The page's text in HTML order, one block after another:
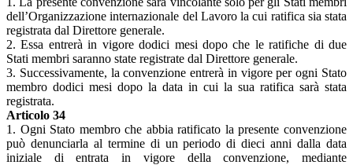
dell’Organizzazione internazionale del Lavoro la cui ratifica sia stata
registrata dal Direttore generale.
2. Essa entrerà in vigore dodici mesi dopo che le ratifiche di due
Stati membri saranno state registrate dal Direttore generale.
3. Successivamente, la convenzione entrerà in vigore per ogni Stato
membro dodici mesi dopo la data in cui la sua ratifica sarà stata
registrata.
Articolo 34
1. Ogni Stato membro che abbia ratificato la presente convenzione
può denunciarla al termine di un periodo di dieci anni dalla data
iniziale di entrata in vigore della convenzione, mediante